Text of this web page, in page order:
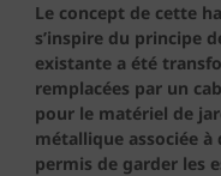
Le concept de cette
s’inspire du principe
existante a été
remplacées par un
pour le matériel de
métallique associée
permis de garder les